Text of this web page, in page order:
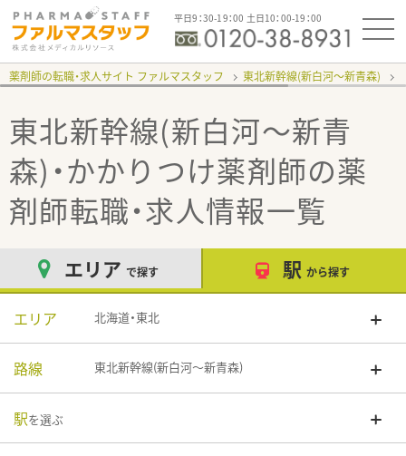
平日9：30-19：00 土日10：00-19：00
薬剤師の転職・求人サイト ファルマスタッフ 東北新幹線(新白河～新青森)
東北新幹線(新白河～新青
森)・かかりつけ薬剤師の薬
剤師転職・求人情報一覧
エリア で探す 駅 から探す
エリア 北海道・東北
路線 東北新幹線(新白河～新青森)
駅を選ぶ